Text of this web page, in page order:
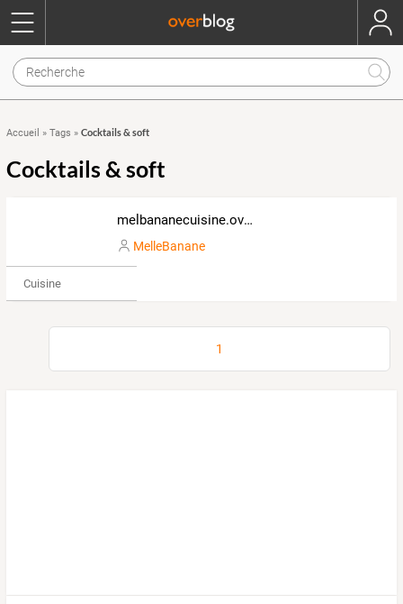
Accueil » Tags » Cocktails & soft
Cocktails & soft
melbananecuisine.over-blog.com
MelleBanane
Cuisine
1